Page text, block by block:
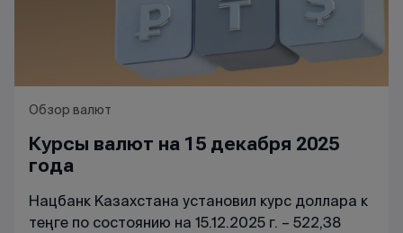
Обзор валют
Курсы валют на 15 декабря 2025
года
Нацбанк Казахстана установил курс доллара к
теңге по состоянию на 15.12.2025 г. – 522,38